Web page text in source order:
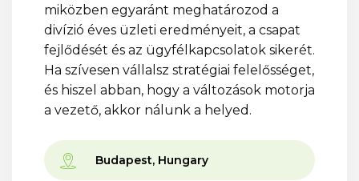
miközben egyaránt meghatározod a
divízió éves üzleti eredményeit, a csapat
fejlődését és az ügyfélkapcsolatok sikerét.
Ha szívesen vállalsz stratégiai felelősséget,
és hiszel abban, hogy a változások motorja
a vezető, akkor nálunk a helyed.
Budapest, Hungary